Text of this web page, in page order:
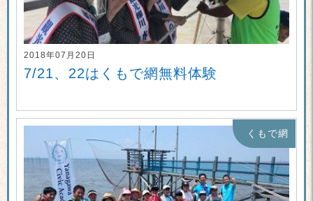
2018年07月20日
7/21、22はくもで網無料体験
くもで網